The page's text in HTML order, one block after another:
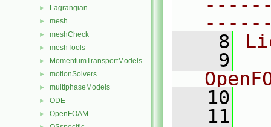
► Lagrangian
► mesh
► meshCheck
► meshTools
► MomentumTransportModels
► motionSolvers
► multiphaseModels
► ODE
► OpenFOAM
    8
    9
   10
   11